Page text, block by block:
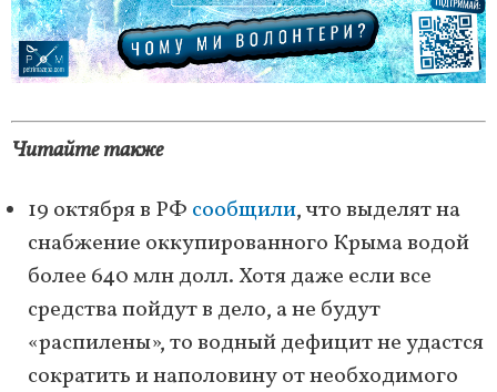
Читайте также
19 октября в РФ сообщили, что выделят на
снабжение оккупированного Крыма водой
более 640 млн долл. Хотя даже если все
средства пойдут в дело, а не будут
«распилены», то водный дефицит не удастся
сократить и наполовину от необходимого